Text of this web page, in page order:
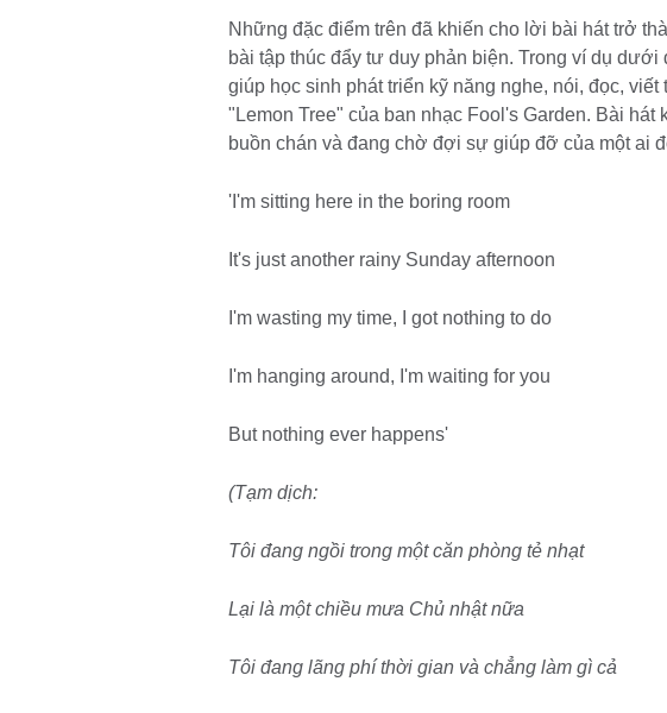
Những đặc điểm trên đã khiến cho lời bài hát trở
bài tập thúc đẩy tư duy phản biện. Trong ví dụ dưới
giúp học sinh phát triển kỹ năng nghe, nói, đọc,
"Lemon Tree" của ban nhạc Fool's Garden. Bài
buồn chán và đang chờ đợi sự giúp đỡ của một ai
'I'm sitting here in the boring room
It's just another rainy Sunday afternoon
I'm wasting my time, I got nothing to do
I'm hanging around, I'm waiting for you
But nothing ever happens'
(Tạm dịch:
Tôi đang ngồi trong một căn phòng tẻ nhạt
Lại là một chiều mưa Chủ nhật nữa
Tôi đang lãng phí thời gian và chẳng làm gì cả